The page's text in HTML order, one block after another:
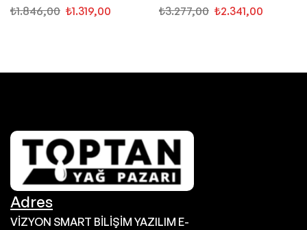
Yağı
₺1.846,00 ₺1.319,00
Motor Yağı
₺3.277,00 ₺2.341,00
Adres
VİZYON SMART BİLİŞİM YAZILIM E-